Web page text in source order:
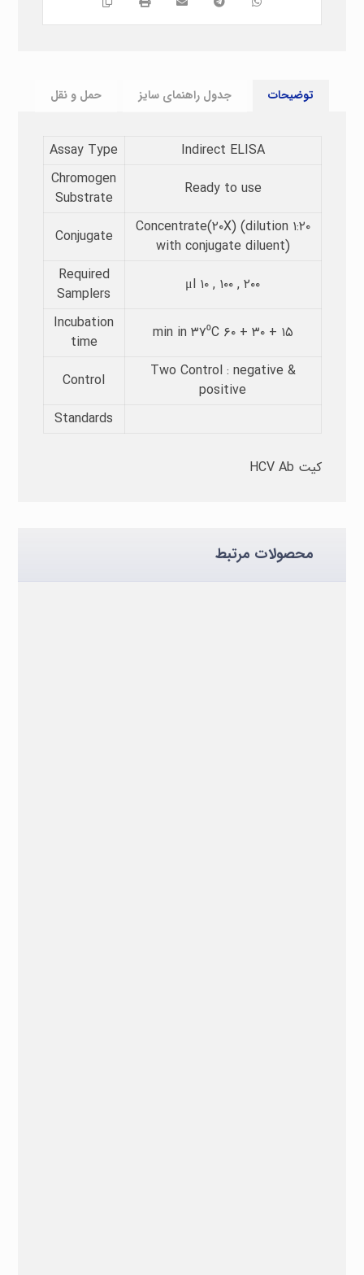
توضیحات جدول راهنمای سایز حمل و نقل
Indirect ELISA
Assay Type​
Ready to use
Chromogen
Substrate​
Concentrate(۲۰X) (dilution ۱:۲۰
with conjugate diluent)
Conjugate
μl ۱۰ , ۱۰۰ , ۲۰۰
Required
Samplers​
min in ۳۷⁰C ۶۰ + ۳۰ + ۱۵
Incubation
time​
Two Control : negative &
positive
Control
Standards
کیت HCV Ab
محصولات مرتبط